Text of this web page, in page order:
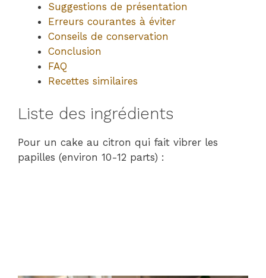
Suggestions de présentation
Erreurs courantes à éviter
Conseils de conservation
Conclusion
FAQ
Recettes similaires
Liste des ingrédients
Pour un cake au citron qui fait vibrer les
papilles (environ 10-12 parts) :